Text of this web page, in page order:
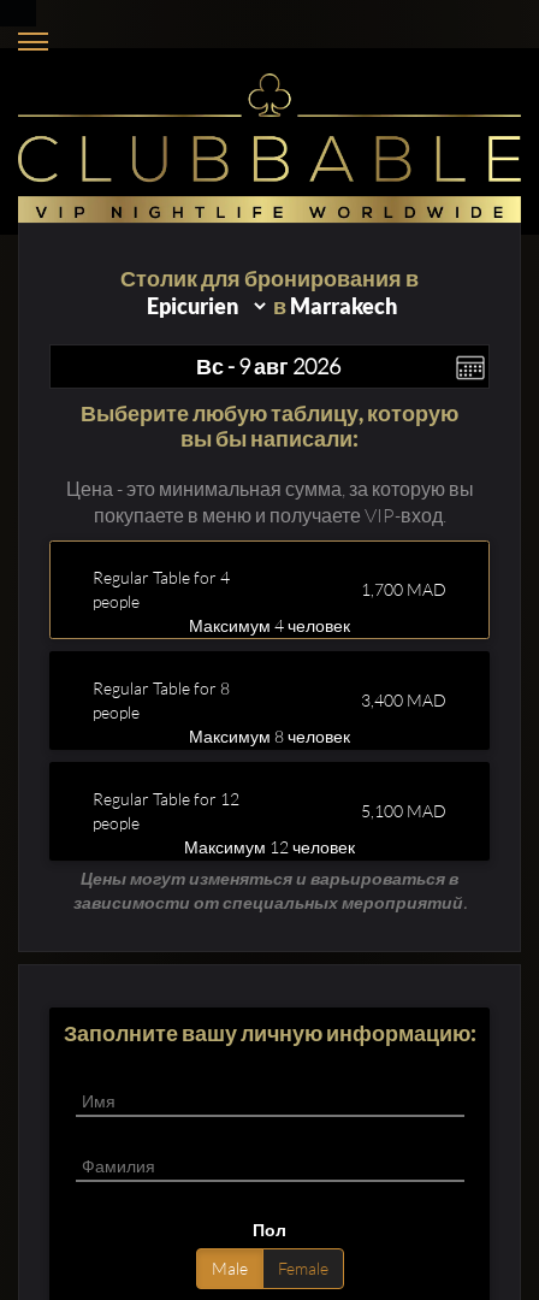
Clubbable
аккаунты
соцсетях:
Столик для бронирования в
вMarrakech
Выберите любую таблицу, которую
вы бы написали:
Цена - это минимальная сумма, за которую вы
покупаете в меню и получаете VIP-вход.
Regular Table for 4
people
1,700 MAD
Максимум 4 человек
Regular Table for 8
people
3,400 MAD
Максимум 8 человек
Regular Table for 12
people
5,100 MAD
Максимум 12 человек
Цены могут изменяться и варьироваться в
зависимости от специальных мероприятий.
Заполните вашу личную информацию:
Пол
Male
Female